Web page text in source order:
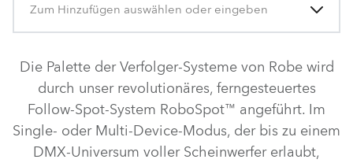
Zum Hinzufügen auswählen oder eingeben
Die Palette der Verfolger-Systeme von Robe wird
durch unser revolutionäres, ferngesteuertes
Follow-Spot-System RoboSpot™ angeführt. Im
Single- oder Multi-Device-Modus, der bis zu einem
DMX-Universum voller Scheinwerfer erlaubt,